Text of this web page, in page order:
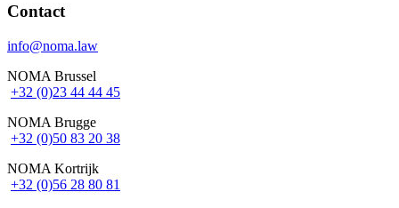
Contact
info@noma.law
NOMA Brussel
+32 (0)23 44 44 45
NOMA Brugge
+32 (0)50 83 20 38
NOMA Kortrijk
+32 (0)56 28 80 81